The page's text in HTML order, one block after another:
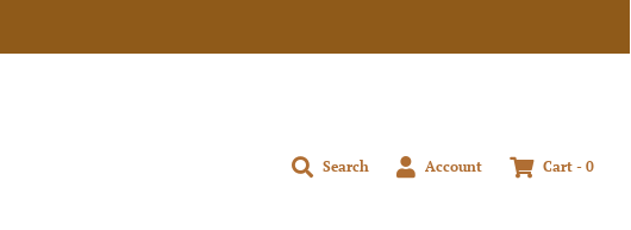
Search Account Cart - 0